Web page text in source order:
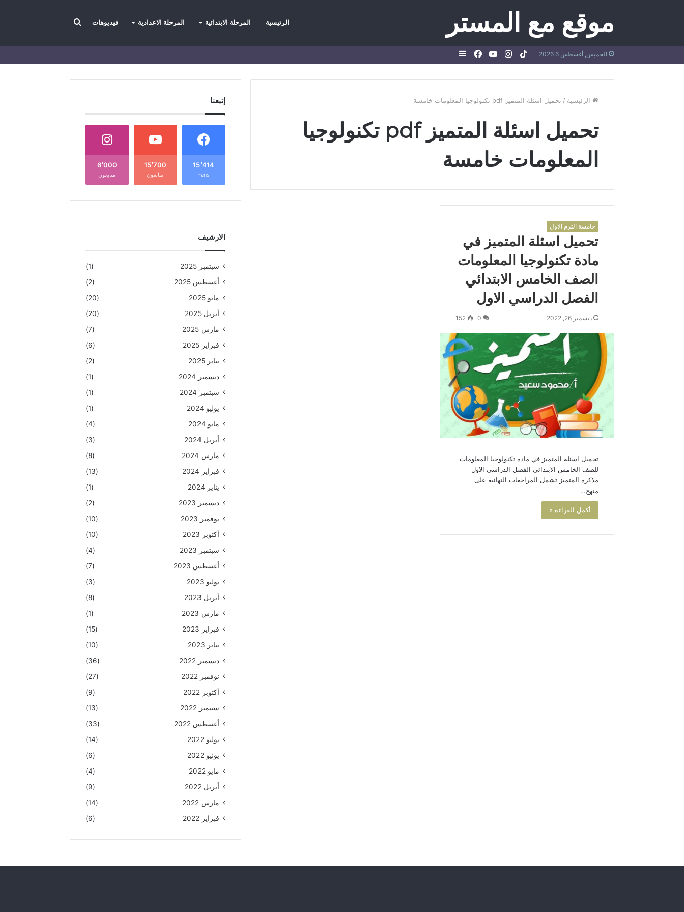
موقع مع المستر الرئيسية المرحلة الابتدائية المرحلة الاعدادية فيديوهات
الخميس, أغسطس 6 2026 فيسبوك يوتيوب
انستقرامTikTok
الرئيسية / تحميل اسئلة المتميز pdf تكنولوجيا المعلومات خامسة
تحميل اسئلة المتميز pdf تكنولوجيا
المعلومات خامسة
خامسة الترم الاول
تحميل اسئلة المتميز في
مادة تكنولوجيا المعلومات
الصف الخامس الابتدائي
الفصل الدراسي الاول
ديسمبر 26, 2022 0
152
تحميل اسئلة المتميز في مادة تكنولوجيا المعلومات
للصف الخامس الابتدائي الفصل الدراسي الاول
مذكرة المتميز تشمل المراجعات النهائية على
منهج…
أكمل القراءة »
إتبعنا
15٬414
Fans
15٬700
متابعون
6٬000
متابعون
الارشيف
سبتمبر 2025
(1)
أغسطس 2025
(2)
مايو 2025
(20)
أبريل 2025
(20)
مارس 2025
(7)
فبراير 2025
(6)
يناير 2025
(2)
ديسمبر 2024
(1)
سبتمبر 2024
(1)
يوليو 2024
(1)
مايو 2024
(4)
أبريل 2024
(3)
مارس 2024
(8)
فبراير 2024
(13)
يناير 2024
(1)
ديسمبر 2023
(2)
نوفمبر 2023
(10)
أكتوبر 2023
(10)
سبتمبر 2023
(4)
أغسطس 2023
(7)
يوليو 2023
(3)
أبريل 2023
(8)
مارس 2023
(1)
فبراير 2023
(15)
يناير 2023
(10)
ديسمبر 2022
(36)
نوفمبر 2022
(27)
أكتوبر 2022
(9)
سبتمبر 2022
(13)
أغسطس 2022
(33)
يوليو 2022
(14)
يونيو 2022
(6)
مايو 2022
(4)
أبريل 2022
(9)
مارس 2022
(14)
فبراير 2022
(6)